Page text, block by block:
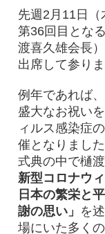
先週2月11日（
第36回目とな
渡喜久雄会長
出席して参りま
例年であれば
盛大なお祝い
ィルス感染症
催となりました
式典の中で樋
新型コロナウ
日本の繁栄と
謝の思い」 を
場にいた多く